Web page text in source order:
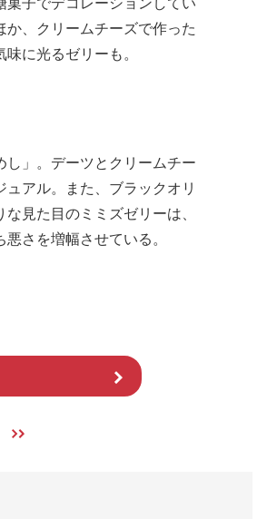
菓子でデコレーションしてい
、クリームチーズで作った
に光るゼリーも。
」。デーツとクリームチー
アル。また、ブラックオリ
見た目のミミズゼリーは、
さを増幅させている。